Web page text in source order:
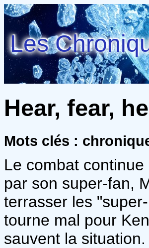
Les
Hear, fear,
Mots clés :
Le combat
par son super-fan,
terrasser les
tourne mal pour
sauvent la